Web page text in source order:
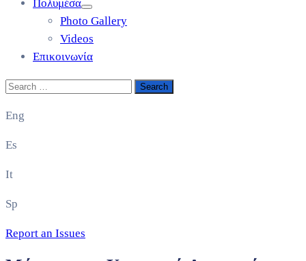
Πολυμέσα
Photo Gallery
Videos
Επικοινωνία
Eng
Es
It
Sp
Report an Issues